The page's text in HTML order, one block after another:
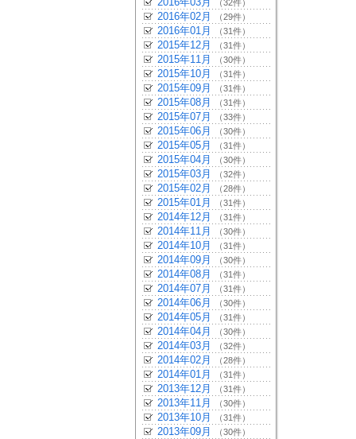
（32件）
2016年02月 （29件）
2016年01月 （31件）
2015年12月 （31件）
2015年11月 （30件）
2015年10月 （31件）
2015年09月 （31件）
2015年08月 （31件）
2015年07月 （33件）
2015年06月 （30件）
2015年05月 （31件）
2015年04月 （30件）
2015年03月 （32件）
2015年02月 （28件）
2015年01月 （31件）
2014年12月 （31件）
2014年11月 （30件）
2014年10月 （31件）
2014年09月 （30件）
2014年08月 （31件）
2014年07月 （31件）
2014年06月 （30件）
2014年05月 （31件）
2014年04月 （30件）
2014年03月 （32件）
2014年02月 （28件）
2014年01月 （31件）
2013年12月 （31件）
2013年11月 （30件）
2013年10月 （31件）
2013年09月 （30件）